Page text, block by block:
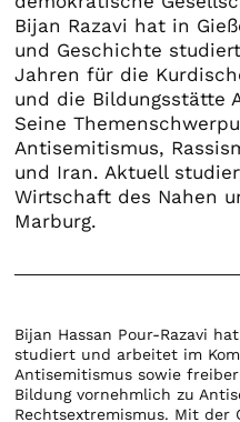
Bijan Razavi hat in
und Geschichte
Jahren für die
und die Bildungsstätte
Seine
Antisemitismus,
und Iran. Aktuell
Wirtschaft des Nahen
Marburg.
Bijan Hassan Pour-Razavi
studiert und arbeitet im
Antisemitismus sowie
Bildung vornehmlich zu
Rechtsextremismus. Mit der